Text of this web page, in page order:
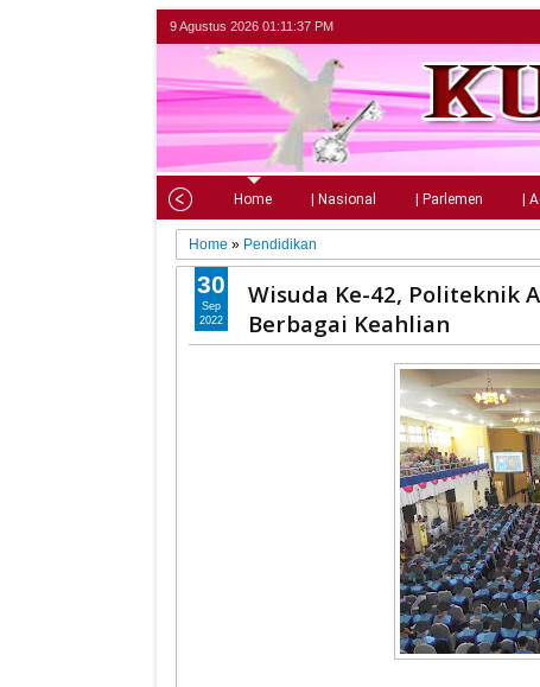
9 Agustus 2026 01:11:38 PM
Home | Nasional | Parlemen |
Home » Pendidikan
Wisuda Ke-42, Politeknik
Berbagai Keahlian
30
Sep
2022